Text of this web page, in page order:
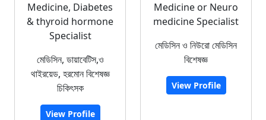
Medicine, Diabetes
& thyroid hormone
Specialist
মেডিসিন, ডায়াবেটিস,ও
থাইরয়েড, হরমোন বিশেষজ্ঞ
চিকিৎসক
View Profile
Medicine or Neuro
medicine Specialist
মেডিসিন ও নিউরো মেডিসিন
বিশেষজ্ঞ
View Profile